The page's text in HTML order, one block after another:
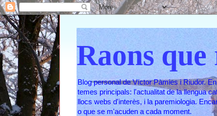
Raons
Blog personal de Víctor Pàmies i Riudor.
temes principals: l'actualitat de la llengua
llocs webs d'interès, i la paremiologia.
o que se m'acuden a cada moment.